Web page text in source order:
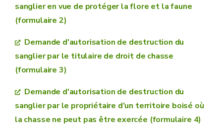
sanglier en vue de protéger la flore et la faune
(formulaire 2)
Demande d'autorisation de destruction du
sanglier par le titulaire de droit de chasse
(formulaire 3)
Demande d'autorisation de destruction du
sanglier par le propriétaire d’un territoire boisé où
la chasse ne peut pas être exercée (formulaire 4)